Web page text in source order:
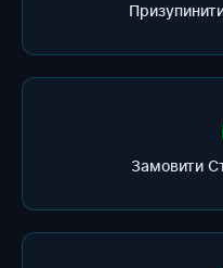
Замовити